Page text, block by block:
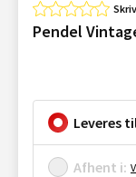
Pendel
Leveres
Afhent i: